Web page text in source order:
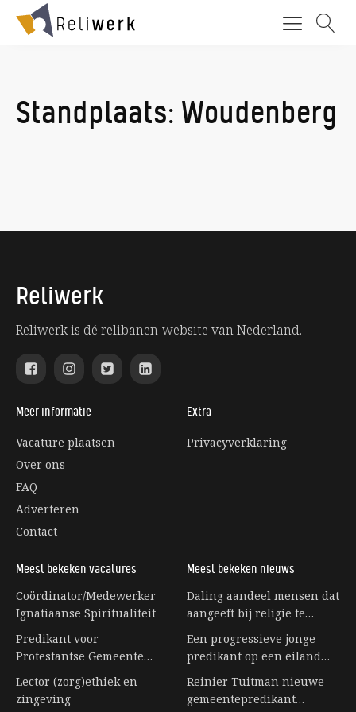
Standplaats: Woudenberg
Reliwerk
Reliwerk is dé relibanen-website van Nederland.
Meer informatie
Vacature plaatsen
Over ons
FAQ
Adverteren
Contact
Extra
Privacyverklaring
Meest bekeken vacatures
Coördinator/Medewerker
Ignatiaanse Spiritualiteit
Predikant voor
Protestantse Gemeente
Eerbeek
Lector (zorg)ethiek en
zingeving
Meest bekeken nieuws
Daling aandeel mensen dat
aangeeft bij religie te
horen stagneert
Een progressieve jonge
predikant op een eiland
vol senioren
Reinier Tuitman nieuwe
gemeentepredikant